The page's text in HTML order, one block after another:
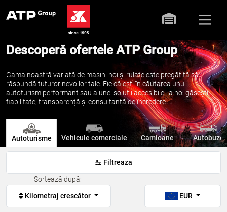
Descoperă ofertele ATP Group
Gama noastră variată de mașini noi și rulate este pregătită să
răspundă tuturor nevoilor tale. Fie că ești în căutarea unui
autoturism performant sau a unei soluții accesibile, la noi găsești
fiabilitate, transparență și consultanță de încredere.
Autoturisme Vehicule comerciale Camioane Autobuze
Filtreaza
Sortează după:
Kilometraj crescător EUR